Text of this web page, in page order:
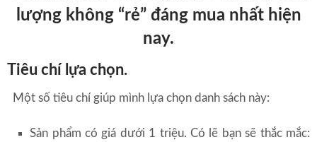
lượng không “rẻ” đáng mua nhất hiện
nay.
Tiêu chí lựa chọn.
Một số tiêu chí giúp mình lựa chọn danh sách này:
Sản phẩm có giá dưới 1 triệu. Có lẽ bạn sẽ thắc mắc: